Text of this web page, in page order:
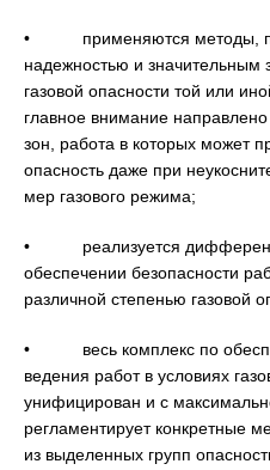
• применяются методы,
надежностью и значительным
газовой опасности той или
главное внимание
зон, работа в которых может
опасность даже при
мер газового режима;
• реализуется
обеспечении безопасности
различной степенью газовой
• весь комплекс по
ведения работ в условиях
унифицирован и с
регламентирует конкретные
из выделенных групп